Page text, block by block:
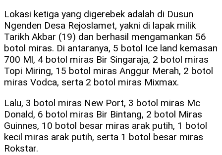
Lokasi ketiga yang digerebek adalah di Dusun
Ngenden Desa Rejoslamet, yakni di lapak milik
Tarikh Akbar (19) dan berhasil mengamankan 56
botol miras. Di antaranya, 5 botol Ice land kemasan
700 Ml, 4 botol miras Bir Singaraja, 2 botol miras
Topi Miring, 15 botol miras Anggur Merah, 2 botol
miras Vodca, serta 2 botol miras Mixmax.
Lalu, 3 botol miras New Port, 3 botol miras Mc
Donald, 6 botol miras Bir Bintang, 2 botol Miras
Guinnes, 10 botol besar miras arak putih, 1 botol
kecil miras arak putih, serta 1 botol besar miras
Rokstar.